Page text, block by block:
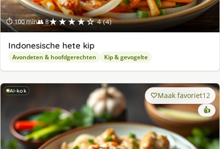
⏱ 100 min👥 8★★★★☆ 4 (4)
Indonesische hete kip
Avondeten & hoofdgerechten Kip & gevogelte
AI-kok Maak favoriet12
👍